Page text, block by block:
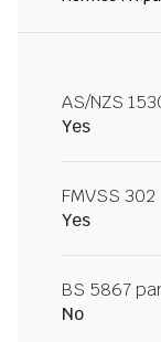
AS/NZS
Yes
FMVSS 302
Yes
BS 5867
No